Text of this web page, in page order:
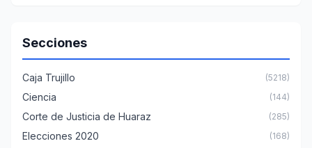
Secciones
Caja Trujillo (5218)
Ciencia (144)
Corte de Justicia de Huaraz (285)
Elecciones 2020 (168)